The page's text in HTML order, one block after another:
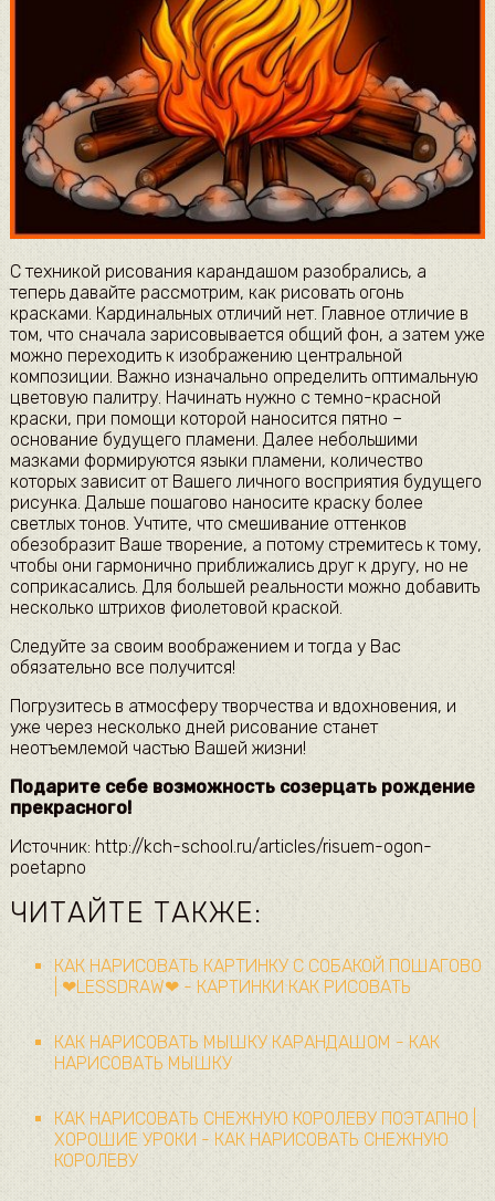
С техникой рисования карандашом разобрались, а
теперь давайте рассмотрим, как рисовать огонь
красками. Кардинальных отличий нет. Главное отличие в
том, что сначала зарисовывается общий фон, а затем уже
можно переходить к изображению центральной
композиции. Важно изначально определить оптимальную
цветовую палитру. Начинать нужно с темно-красной
краски, при помощи которой наносится пятно –
основание будущего пламени. Далее небольшими
мазками формируются языки пламени, количество
которых зависит от Вашего личного восприятия будущего
рисунка. Дальше пошагово наносите краску более
светлых тонов. Учтите, что смешивание оттенков
обезобразит Ваше творение, а потому стремитесь к тому,
чтобы они гармонично приближались друг к другу, но не
соприкасались. Для большей реальности можно добавить
несколько штрихов фиолетовой краской.
Следуйте за своим воображением и тогда у Вас
обязательно все получится!
Погрузитесь в атмосферу творчества и вдохновения, и
уже через несколько дней рисование станет
неотъемлемой частью Вашей жизни!
Подарите себе возможность созерцать рождение
прекрасного!
Источник: http://kch-school.ru/articles/risuem-ogon-
poetapno
ЧИТАЙТЕ ТАКЖЕ:
КАК НАРИСОВАТЬ КАРТИНКУ С СОБАКОЙ ПОШАГОВО
| ❤LESSDRAW❤ - КАРТИНКИ КАК РИСОВАТЬ
КАК НАРИСОВАТЬ МЫШКУ КАРАНДАШОМ - КАК
НАРИСОВАТЬ МЫШКУ
КАК НАРИСОВАТЬ СНЕЖНУЮ КОРОЛЕВУ ПОЭТАПНО |
ХОРОШИЕ УРОКИ - КАК НАРИСОВАТЬ СНЕЖНУЮ
КОРОЛЕВУ